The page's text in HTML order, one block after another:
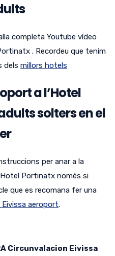
completa Youtube vídeo
. Recordeu que tenim
dels millors hotels
a l’Hotel
solters en el
per anar a la
Portinatx només si
que es recomana fer una
aeroport.
Circunvalacion Eivissa